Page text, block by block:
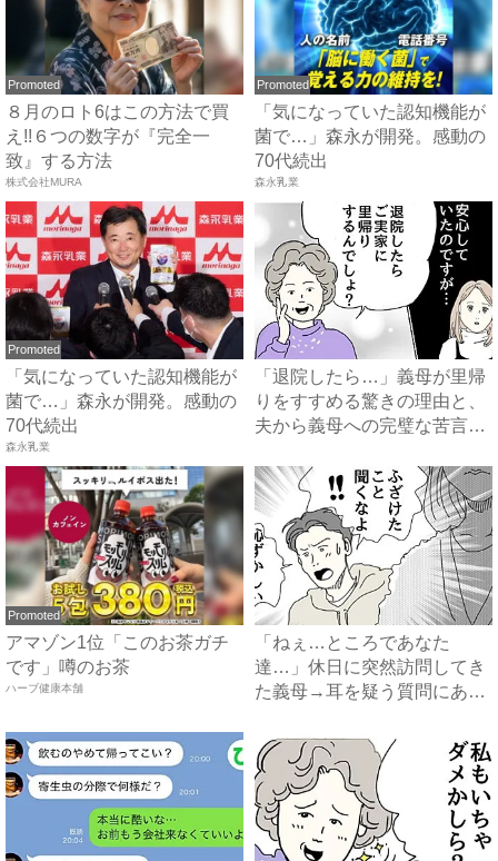
Promoted
８月のロト6はこの方法で買
え!!６つの数字が『完全一
致』する方法
株式会社MURA
Promoted
「気になっていた認知機能が
菌で…」森永が開発。感動の
70代続出
森永乳業
Promoted
「気になっていた認知機能が
菌で…」森永が開発。感動の
70代続出
森永乳業
「退院したら…」義母が里帰
りをすすめる驚きの理由と、
夫から義母への完璧な苦言
Promoted
アマゾン1位「このお茶ガチ
です」噂のお茶
ハーブ健康本舗
「ねぇ…ところであなた
達…」休日に突然訪問してき
た義母→耳を疑う質問にあ